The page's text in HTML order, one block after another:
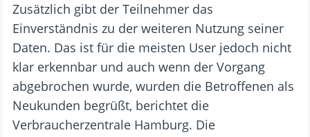
Zusätzlich gibt der Teilnehmer das
Einverständnis zu der weiteren Nutzung seiner
Daten. Das ist für die meisten User jedoch nicht
klar erkennbar und auch wenn der Vorgang
abgebrochen wurde, wurden die Betroffenen als
Neukunden begrüßt, berichtet die
Verbraucherzentrale Hamburg. Die